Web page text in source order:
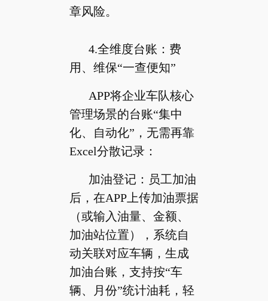
章风险。
4.全维度台账：费
用、维保“一查便知”
APP将企业车队核心
管理场景的台账“集中
化、自动化”，无需再靠
Excel分散记录：
加油登记：员工加油
后，在APP上传加油票据
（或输入油量、金额、
加油站位置），系统自
动关联对应车辆，生成
加油台账，支持按“车
辆、月份”统计油耗，轻